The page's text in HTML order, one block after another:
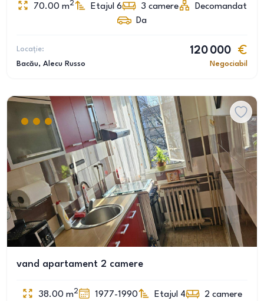
70.00 m2 Etajul 6 3 camere
Decomandat
Da
Locație:
Bacău, Alecu Russo
120 000
Negociabil
vand apartament 2 camere
38.00 m2 1977-1990 Etajul 4 2 camere